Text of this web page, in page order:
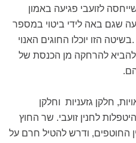
לזועבי פגיעה באמון
שגם באה לידי ביטוי במספר
הזו יוכלו החוגים האנוי
להביא להרחקה מן הכנסת של
חלקן גזעניות וחלקן
לחנין זועבי. שר החוץ
החוטפים, ודרש להטיל חרם על